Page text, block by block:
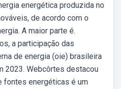
energética produzida no
de acordo com o
A maior parte é.
a participação das
de energia (oie) brasileira
2023. Webcôrtes destacou
fontes energéticas é um